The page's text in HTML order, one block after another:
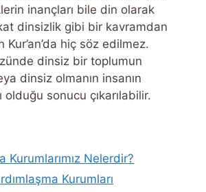
inançları bile din olarak
dinsizlik gibi bir kavramdan
Kur’an’da hiç söz edilmez.
dinsiz bir toplumun
dinsiz olmanın insanın
olduğu sonucu çıkarılabilir.
Kurumlarımız Nelerdir?
Kurumları